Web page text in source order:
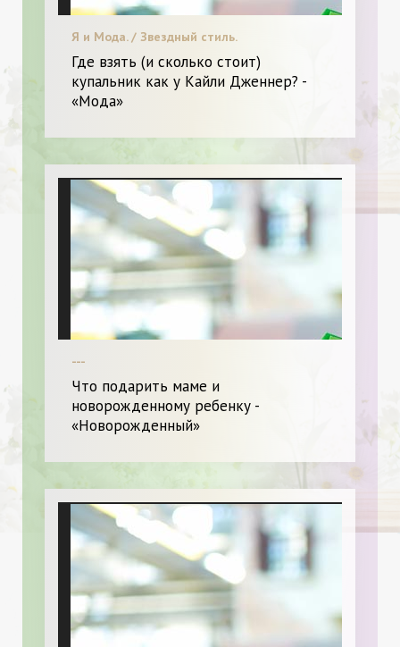
Я и Мода. / Звездный стиль.
Где взять (и сколько стоит)
купальник как у Кайли Дженнер? -
«Мода»
---
Что подарить маме и
новорожденному ребенку -
«Новорожденный»